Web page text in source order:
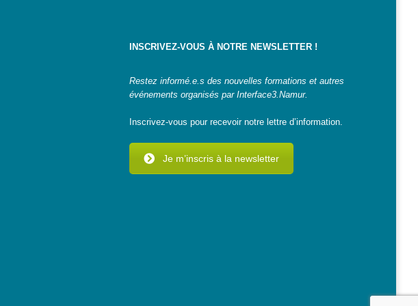
INSCRIVEZ-VOUS À NOTRE NEWSLETTER !
Restez informé.e.s des nouvelles formations et autres
événements organisés par Interface3.Namur.
Inscrivez-vous pour recevoir notre lettre d’information.
Je m’inscris à la newsletter